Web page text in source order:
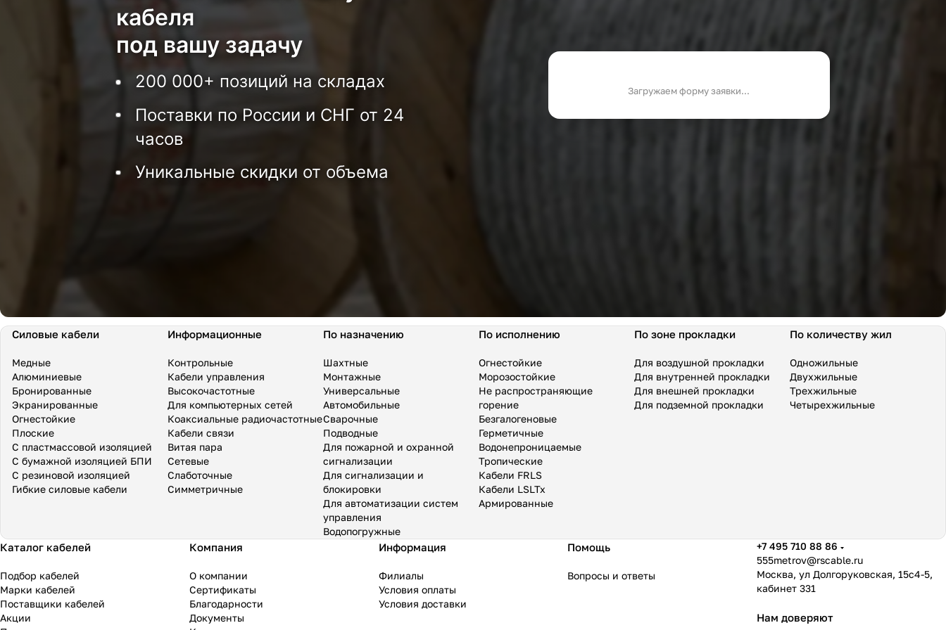
кабеля
под вашу задачу
200 000+ позиций на складах
Поставки по России и СНГ от 24
часов
Уникальные скидки от объема
Загружаем форму заявки...
Силовые кабели
Медные
Алюминиевые
Бронированные
Экранированные
Огнестойкие
Плоские
С пластмассовой изоляцией
С бумажной изоляцией БПИ
С резиновой изоляцией
Гибкие силовые кабели
Информационные
Контрольные
Кабели управления
Высокочастотные
Для компьютерных сетей
Коаксиальные радиочастотные
Кабели связи
Витая пара
Сетевые
Слаботочные
Симметричные
По назначению
Шахтные
Монтажные
Универсальные
Автомобильные
Сварочные
Подводные
Для пожарной и охранной
сигнализации
Для сигнализации и
блокировки
Для автоматизации систем
управления
Водопогружные
По исполнению
Огнестойкие
Морозостойкие
Не распространяющие
горение
Безгалогеновые
Герметичные
Водонепроницаемые
Тропические
Кабели FRLS
Кабели LSLTx
Армированные
По зоне прокладки
Для воздушной прокладки
Для внутренней прокладки
Для внешней прокладки
Для подземной прокладки
По количеству жил
Одножильные
Двухжильные
Трехжильные
Четырехжильные
Каталог кабелей
Подбор кабелей
Марки кабелей
Поставщики кабелей
Акции
Компания
О компании
Сертификаты
Благодарности
Документы
Информация
Филиалы
Условия оплаты
Условия доставки
Помощь
Вопросы и ответы
+7 495 710 88 86
555metrov@rscable.ru
Москва, ул Долгоруковская, 15с4-5,
кабинет 331
Нам доверяют